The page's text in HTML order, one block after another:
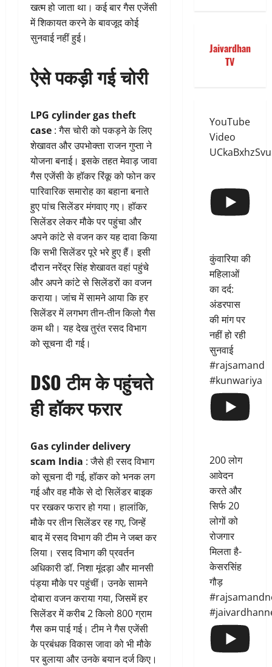
खत्म हो जाता था। कई बार गैस एजेंसी
में शिकायत करने के बावजूद कोई
सुनवाई नहीं हुई।
ऐसे पकड़ी गई चोरी
LPG cylinder gas theft
case : गैस चोरी को पकड़ने के लिए
शेखावत और उपभोक्ता राजन गुप्ता ने
योजना बनाई। इसके तहत मेवाड़ जावा
गैस एजेंसी के हॉकर रिंकू को फोन कर
पारिवारिक समारोह का बहाना बनाते
हुए पांच सिलेंडर मंगवाए गए। हॉकर
सिलेंडर लेकर मौके पर पहुंचा और
अपने कांटे से वजन कर यह दावा किया
कि सभी सिलेंडर पूरे भरे हुए हैं। इसी
दौरान नरेंद्र सिंह शेखावत वहां पहुंचे
और अपने कांटे से सिलेंडरों का वजन
कराया। जांच में सामने आया कि हर
सिलेंडर में लगभग तीन-तीन किलो गैस
कम थी। यह देख तुरंत रसद विभाग
को सूचना दी गई।
DSO टीम के पहुंचते
ही हॉकर फरार
Gas cylinder delivery
scam India : जैसे ही रसद विभाग
को सूचना दी गई, हॉकर को भनक लग
गई और वह मौके से दो सिलेंडर बाइक
पर रखकर फरार हो गया। हालांकि,
मौके पर तीन सिलेंडर रह गए, जिन्हें
बाद में रसद विभाग की टीम ने जब्त कर
लिया। रसद विभाग की प्रवर्तन
अधिकारी डॉ. निशा मूंदड़ा और मानसी
पंड्या मौके पर पहुंचीं। उनके सामने
दोबारा वजन कराया गया, जिसमें हर
सिलेंडर में करीब 2 किलो 800 ग्राम
गैस कम पाई गई। टीम ने गैस एजेंसी
के प्रबंधक विकास जावा को भी मौके
पर बुलाया और उनके बयान दर्ज किए।
Jaivardhan
TV
YouTube
Video
कुंवारिया की
महिलाओं
का दर्द:
अंडरपास
की मांग पर
नहीं हो रही
सुनवाई
#rajsamand
#kunwariya
200 लोग
आवेदन
करते और
सिर्फ 20
लोगों को
रोजगार
मिलता है-
केसरसिंह
गौड़